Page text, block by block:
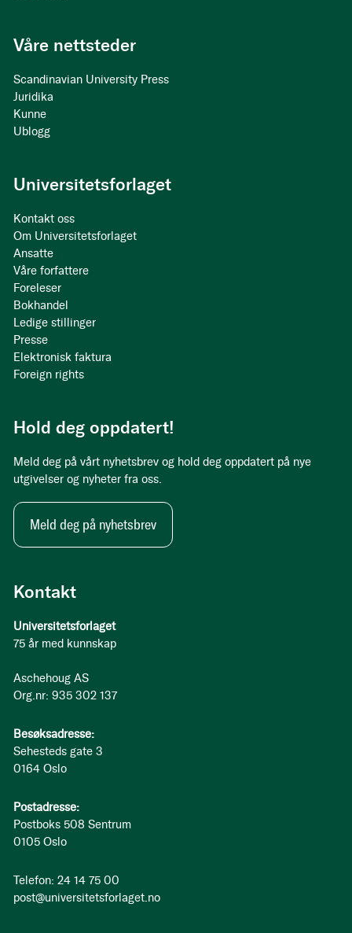
Kontakt
Universitetsforlaget
75 år med kunnskap
Aschehoug AS
Org.nr: 935 302 137
Besøksadresse:
Sehesteds gate 3
0164 Oslo
Postadresse:
Postboks 508 Sentrum
0105 Oslo
Telefon: 24 14 75 00
post@universitetsforlaget.no
Våre nettsteder
Scandinavian University Press
Juridika
Kunne
Ublogg
Universitetsforlaget
Kontakt oss
Om Universitetsforlaget
Ansatte
Våre forfattere
Foreleser
Bokhandel
Ledige stillinger
Presse
Elektronisk faktura
Foreign rights
Hold deg oppdatert!
Meld deg på vårt nyhetsbrev og hold deg oppdatert på nye
utgivelser og nyheter fra oss.
Meld deg på nyhetsbrev